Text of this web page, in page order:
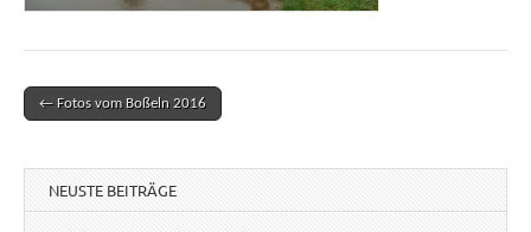
Post navigation
← Fotos vom Boßeln 2016
NEUSTE BEITRÄGE